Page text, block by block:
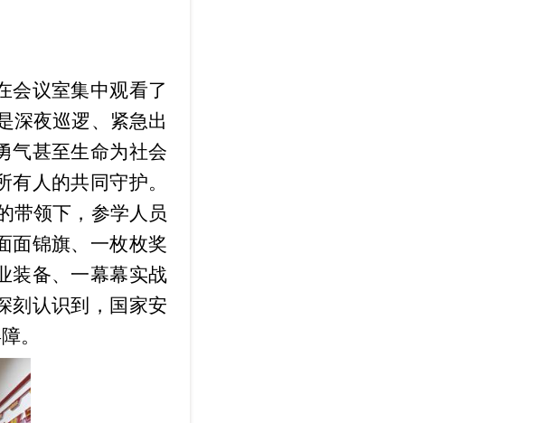
会议室集中观看了
深夜巡逻、紧急出
气甚至生命为社会
人的共同守护。
带领下，参学人员
面锦旗、一枚枚奖
装备、一幕幕实战
刻认识到，国家安
。